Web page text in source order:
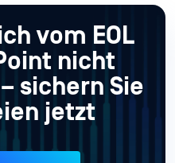
vom EOL
nicht
sichern Sie
jetzt